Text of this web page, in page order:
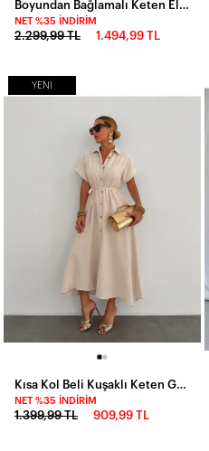
NET %35 İNDIRIM
2.299,99 TL 1.494,99 TL
YENI
NET %35 İNDIRIM
1.399,99 TL 909,99 TL